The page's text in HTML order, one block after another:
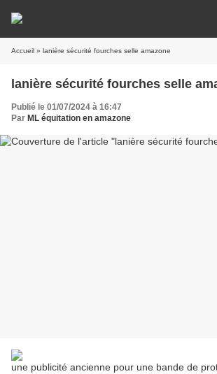
Accueil » lanière sécurité fourches selle amazone
lanière sécurité fourches selle
Publié le 01/07/2024 à 16:47
Par ML équitation en amazone
une publicité ancienne pour une bande de